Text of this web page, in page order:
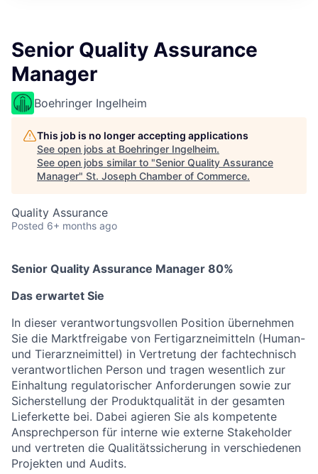
Senior Quality Assurance
Manager
Boehringer Ingelheim
This job is no longer accepting applications
See open jobs at Boehringer Ingelheim.
See open jobs similar to "Senior Quality Assurance
Manager" St. Joseph Chamber of Commerce.
Quality Assurance
Posted 6+ months ago
Senior Quality Assurance Manager 80%
Das erwartet Sie
In dieser verantwortungsvollen Position übernehmen
Sie die Marktfreigabe von Fertigarzneimitteln (Human-
und Tierarzneimittel) in Vertretung der fachtechnisch
verantwortlichen Person und tragen wesentlich zur
Einhaltung regulatorischer Anforderungen sowie zur
Sicherstellung der Produktqualität in der gesamten
Lieferkette bei. Dabei agieren Sie als kompetente
Ansprechperson für interne wie externe Stakeholder
und vertreten die Qualitätssicherung in verschiedenen
Projekten und Audits.